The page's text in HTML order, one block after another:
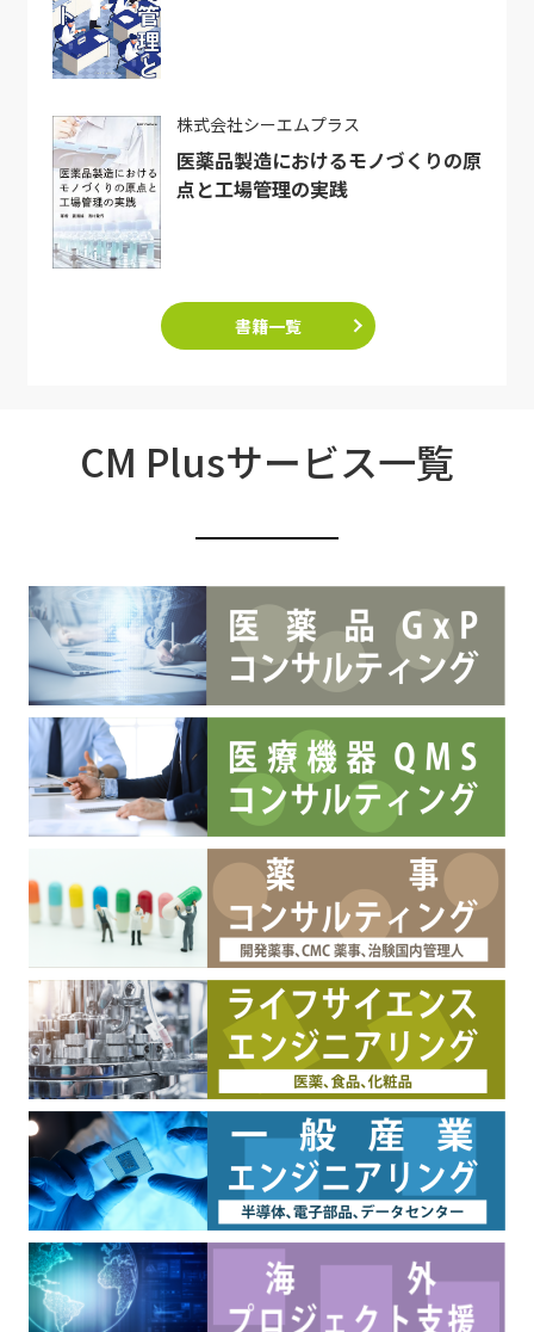
株式会社シーエムプラス
医薬品製造におけるモノづくりの原
点と工場管理の実践
書籍一覧
CM Plusサービス一覧